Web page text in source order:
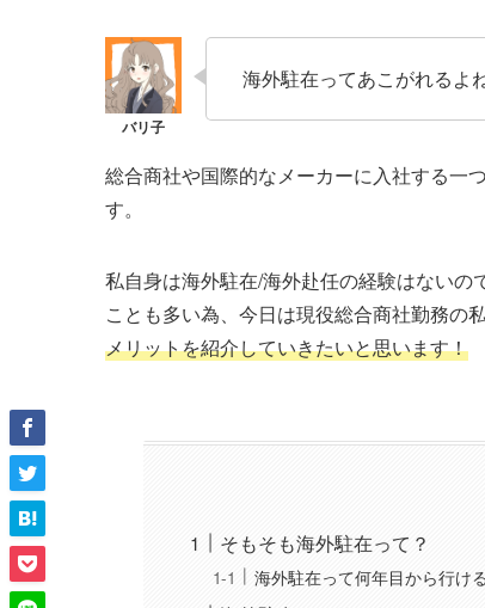
海外駐在ってあこがれるよ
総合商社や国際的なメーカーに入社する一
す。
私自身は海外駐在/海外赴任の経験はないの
ことも多い為、今日は現役総合商社勤務の私
メリットを紹介していきたいと思います！
そもそも海外駐在って？
海外駐在って何年目から行け